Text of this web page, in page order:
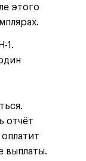
этого
1.
отчёт
выплаты.